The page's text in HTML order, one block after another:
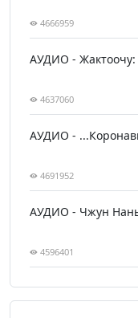
4666959
АУДИО - Жактоочу:
4637060
АУДИО -
4691952
АУДИО - Чжун
4596401